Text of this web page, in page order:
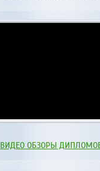
ВИДЕО ОБЗОРЫ